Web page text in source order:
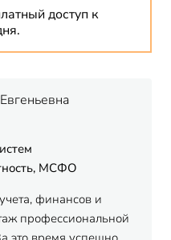
доступ к
МСФО
финансов и
профессиональной